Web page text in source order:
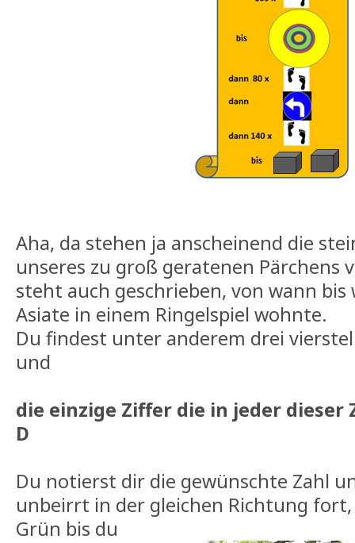
Aha, da stehen ja anscheinend die
unseres zu groß geratenen Pärchens
steht auch geschrieben, von wann bis
Asiate in einem Ringelspiel wohnte.
Du findest unter anderem drei
und
die einzige Ziffer die in jeder dieser
D
Du notierst dir die gewünschte Zahl
unbeirrt in der gleichen Richtung
Grün bis du